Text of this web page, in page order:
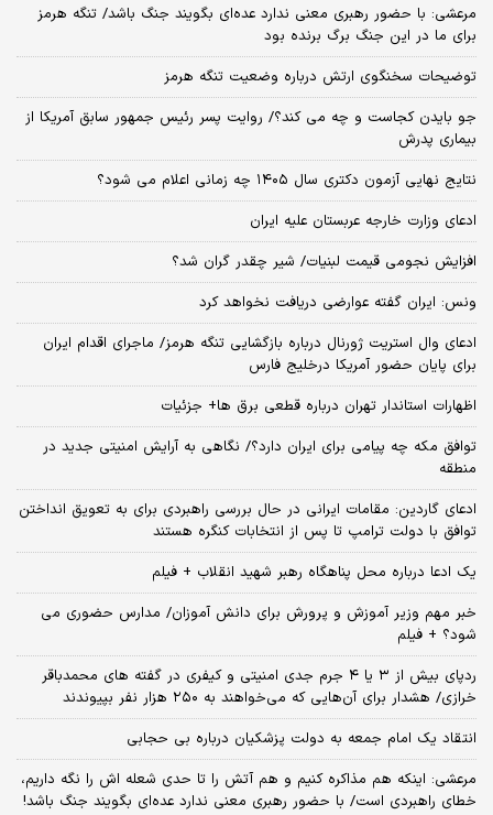
مرعشی: با حضور رهبری معنی ندارد عده‌ای بگویند جنگ باشد/ تنگه هرمز
برای ما در این جنگ برگ برنده بود
توضیحات سخنگوی ارتش درباره وضعیت تنگه هرمز
جو بایدن کجاست و چه می کند؟/ روایت پسر رئیس جمهور سابق آمریکا از
بیماری پدرش
نتایج نهایی آزمون دکتری سال ۱۴۰۵ چه زمانی اعلام می شود؟
ادعای وزارت خارجه عربستان علیه ایران
افزایش نجومی قیمت لبنیات/ شیر چقدر گران شد؟
ونس: ایران گفته عوارضی دریافت نخواهد کرد
ادعای وال استریت ژورنال درباره بازگشایی تنگه هرمز/ ماجرای اقدام ایران
برای پایان حضور آمریکا درخلیج فارس
اظهارات استاندار تهران درباره قطعی برق ها+ جزئیات
توافق مکه چه پیامی برای ایران دارد؟/ نگاهی به آرایش امنیتی جدید در
منطقه
ادعای گاردین: مقامات ایرانی در حال بررسی راهبردی برای به تعویق انداختن
توافق با دولت ترامپ تا پس از انتخابات کنگره هستند
یک ادعا درباره محل پناهگاه‌ رهبر شهید انقلاب + فیلم
خبر مهم وزیر آموزش و پرورش برای دانش آموزان/ مدارس حضوری می
شود؟ + فیلم
ردپای بیش از ۳ یا ۴ جرم جدی امنیتی و کیفری در گفته های محمدباقر
خرازی/ هشدار برای آن‌هایی که می‌خواهند به ۲۵۰ هزار نفر بپیوندند
انتقاد یک امام جمعه به دولت پزشکیان درباره بی حجابی
مرعشی: اینکه هم مذاکره کنیم و هم آتش را تا حدی شعله اش را نگه داریم،
خطای راهبردی است/ با حضور رهبری معنی ندارد عده‌ای بگویند جنگ باشد!